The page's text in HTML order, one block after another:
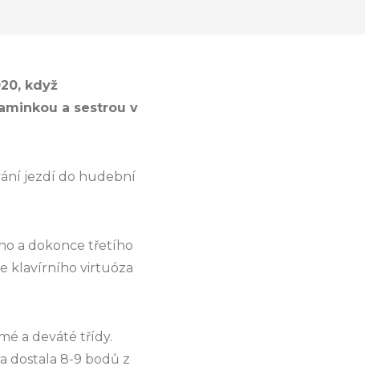
když
a sestrou v
jezdí do hudební
a dokonce třetího
klavírního virtuóza
a deváté třídy.
dostala 8-9 bodů z